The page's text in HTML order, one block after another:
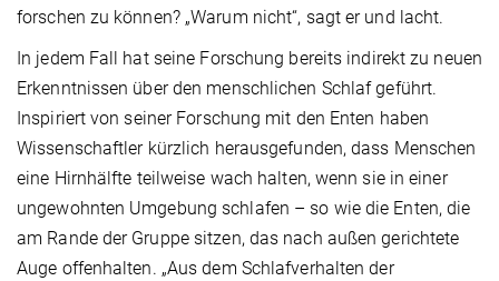
forschen zu können? „Warum nicht“, sagt er und lacht.
In jedem Fall hat seine Forschung bereits indirekt zu neuen
Erkenntnissen über den menschlichen Schlaf geführt.
Inspiriert von seiner Forschung mit den Enten haben
Wissenschaftler kürzlich herausgefunden, dass Menschen
eine Hirnhälfte teilweise wach halten, wenn sie in einer
ungewohnten Umgebung schlafen – so wie die Enten, die
am Rande der Gruppe sitzen, das nach außen gerichtete
Auge offenhalten. „Aus dem Schlafverhalten der